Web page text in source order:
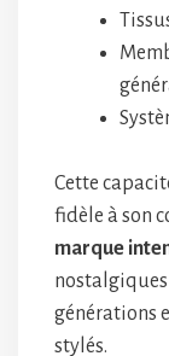
Cette
fidèle à son
marque
nostalgiques
générations
stylés.